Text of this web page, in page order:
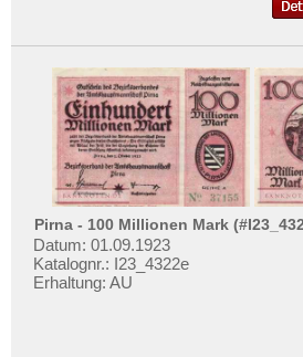
Pirna - 100 Millionen Mark
Datum: 01.09.1923
Katalognr.: I23_4322e
Erhaltung: AU